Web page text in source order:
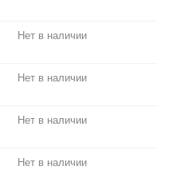
Нет в наличии
Нет в наличии
Нет в наличии
Нет в наличии